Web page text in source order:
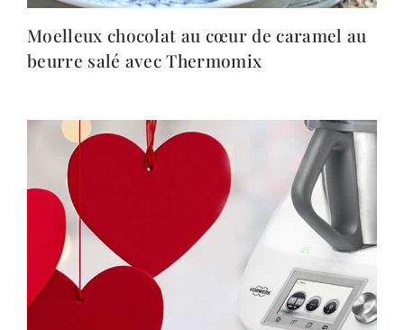
Moelleux chocolat au cœur de caramel au
beurre salé avec Thermomix